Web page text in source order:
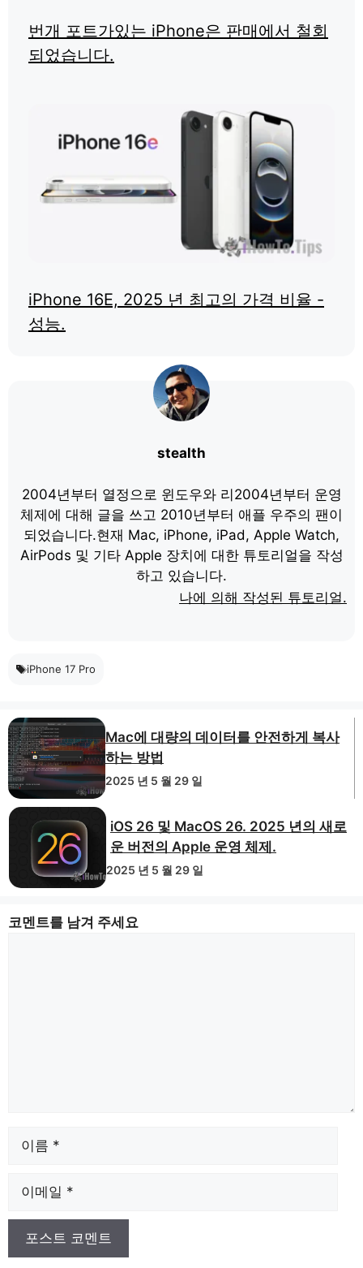
번개 포트가있는 iPhone은 판매에서 철회
되었습니다.
iPhone 16E, 2025 년 최고의 가격 비율 -
성능.
stealth
2004년부터 열정으로 윈도우와 리2004년부터 운영
체제에 대해 글을 쓰고 2010년부터 애플 우주의 팬이
되었습니다.현재 Mac, iPhone, iPad, Apple Watch,
AirPods 및 기타 Apple 장치에 대한 튜토리얼을 작성
하고 있습니다.
나에 의해 작성된 튜토리얼.
iPhone 17 Pro
Mac에 대량의 데이터를 안전하게 복사
하는 방법
2025 년 5 월 29 일
iOS 26 및 MacOS 26. 2025 년의 새로
운 버전의 Apple 운영 체제.
2025 년 5 월 29 일
코멘트를 남겨 주세요
주